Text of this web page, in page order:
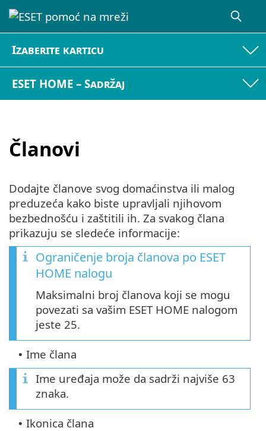
Izaberite karticu
ESET HOME – Sadržaj
Članovi
Dodajte članove svog domaćinstva ili malog
preduzeća kako biste upravljali njihovom
bezbednošću i zaštitili ih. Za svakog člana
prikazuju se sledeće informacije:
Ograničenje broja članova po ESET
HOME nalogu
Maksimalni broj članova koji se mogu
povezati sa vašim ESET HOME nalogom
jeste 25.
• Ime člana
Ime uređaja može da sadrži najviše 63
znaka.
• Ikonica člana